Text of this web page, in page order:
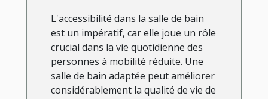
L'accessibilité dans la salle de bain
est un impératif, car elle joue un rôle
crucial dans la vie quotidienne des
personnes à mobilité réduite. Une
salle de bain adaptée peut améliorer
considérablement la qualité de vie de